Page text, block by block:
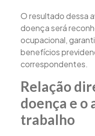
O resultado dessa
doença será
ocupacional,
benefícios
correspondentes.
Relação
doença e o
trabalho